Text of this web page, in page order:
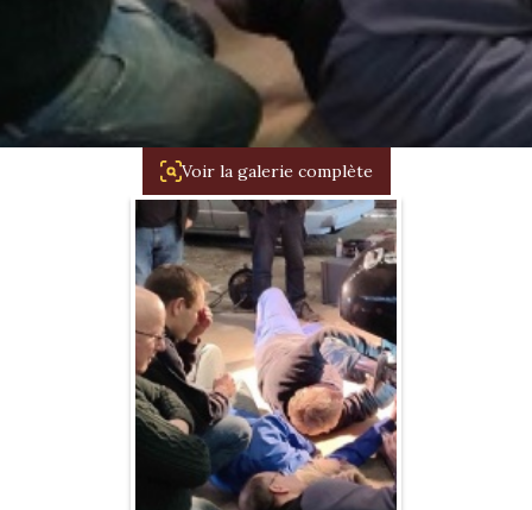
Présentation 11
Présentation 15 six
Evolution 7 et 11 -
Evolution 11 –
1945/1952
Evolution 11 –
1952/1957
La 15/6 G –
1938/1947
La 15/6 D –
1947/1955
Voir la galerie complète